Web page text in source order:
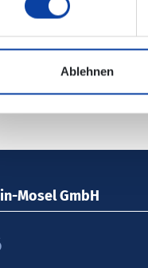
Ablehnen
Mosel GmbH